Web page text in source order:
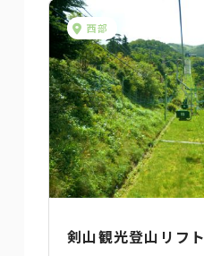
西部
剣山観光登山リフト